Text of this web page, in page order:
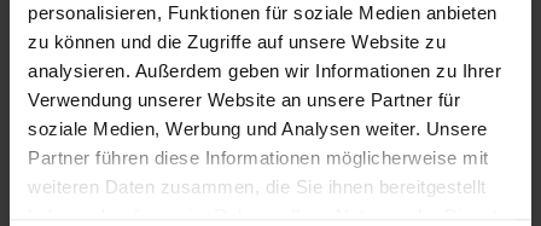
personalisieren, Funktionen für soziale Medien anbieten
zu können und die Zugriffe auf unsere Website zu
analysieren. Außerdem geben wir Informationen zu Ihrer
Verwendung unserer Website an unsere Partner für
soziale Medien, Werbung und Analysen weiter. Unsere
Partner führen diese Informationen möglicherweise mit
weiteren Daten zusammen, die Sie ihnen bereitgestellt
Laura Arrigoni
Sales Support 3D-Druck, CAM &
ACADEMY